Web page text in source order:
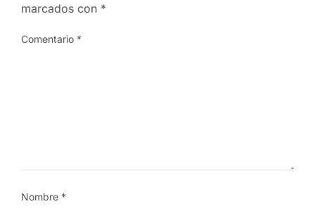
marcados con *
Comentario *
Nombre *